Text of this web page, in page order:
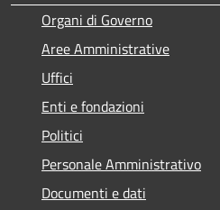
Organi di Governo
Aree Amministrative
Uffici
Enti e fondazioni
Politici
Personale Amministrativo
Documenti e dati